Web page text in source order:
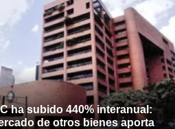
ha subido 440% interanual:
de otros bienes aporta